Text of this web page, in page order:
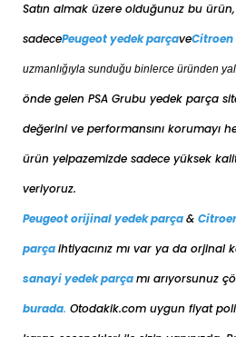
Satın almak üzere olduğunuz bu
sadecePeugeot yedek parçaveCitroen
uzmanlığıyla sunduğu binlerce üründen
önde gelen PSA Grubu yedek parça
değerini ve performansını korumayı
ürün yelpazemizde sadece yüksek
veriyoruz.
Peugeot orijinal yedek parça&
parçaihtiyacınız mı var ya da orjinal
sanayi yedek parçamı arıyorsunuz
burada. Otodakik.com uygun fiyat